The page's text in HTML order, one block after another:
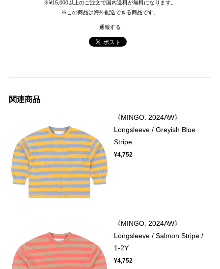
※¥15,000以上のご注文で国内送料が無料になります。
※この商品は海外配送できる商品です。
通報する
関連商品
《MINGO. 2024AW》
Longsleeve / Greyish Blue
Stripe
¥4,752
《MINGO. 2024AW》
Longsleeve / Salmon Stripe /
1-2Y
¥4,752